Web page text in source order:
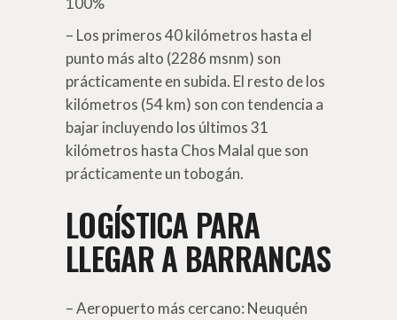
– Los primeros 40 kilómetros hasta el
punto más alto (2286 msnm) son
prácticamente en subida. El resto de los
kilómetros (54 km) son con tendencia a
bajar incluyendo los últimos 31
kilómetros hasta Chos Malal que son
prácticamente un tobogán.
LOGÍSTICA PARA
LLEGAR A BARRANCAS
– Aeropuerto más cercano: Neuquén